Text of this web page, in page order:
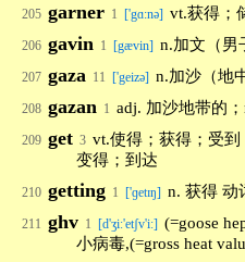
205 garner 1 ['gɑ:nə] vt.获得；
206 gavin 1 [gævin] n.加文（男
207 gaza 11 ['geizə] n.加沙（地
208 gazan 1 adj. 加沙地带的
209 get 3 vt.使得；获得；受到
变得；到达
210 getting 1 ['ɡetɪŋ] n. 获得 动
211 ghv 1 [d'ʒiː'etʃv'iː] (=goose
小病毒,(=gross heat